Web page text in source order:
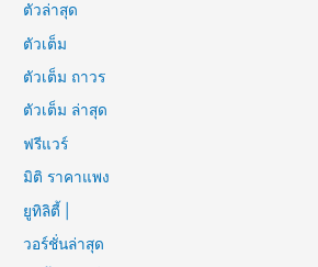
ตัวล่าสุด
ตัวเต็ม
ตัวเต็ม ถาวร
ตัวเต็ม ล่าสุด
ฟรีแวร์
มิติ ราคาแพง
ยูทิลิตี้ |
วอร์ชั่นล่าสุด